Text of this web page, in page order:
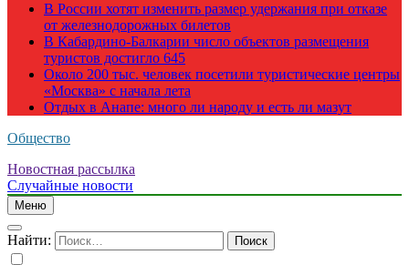
В России хотят изменить размер удержания при отказе
от железнодорожных билетов
В Кабардино-Балкарии число объектов размещения
туристов достигло 645
Около 200 тыс. человек посетили туристические центры
«Москва» с начала лета
Отдых в Анапе: много ли народу и есть ли мазут
Общество
Новостная рассылка
Случайные новости
Меню
Найти: